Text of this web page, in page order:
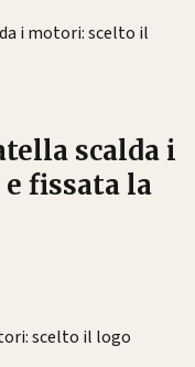
i motori: scelto il
scalda i
fissata la